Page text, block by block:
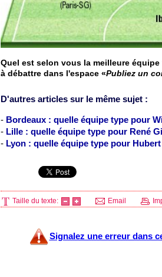
Quel est selon vous la meilleure
à débattre dans l'espace «Publiez un
D'autres articles sur le même sujet :
- Bordeaux : quelle équipe type pour
- Lille : quelle équipe type pour René
- Lyon : quelle équipe type pour
Taille du texte: Email
Signalez une erreur dans